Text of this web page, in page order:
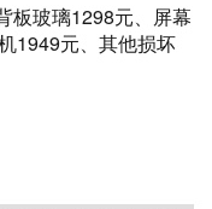
板玻璃1298元、屏幕
1949元、其他损坏